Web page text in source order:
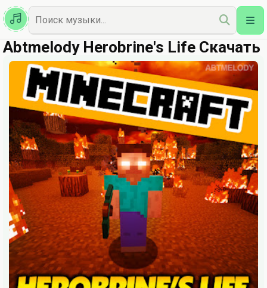
Казахская
Наш Топ
Abtmelody Herobrine's Life Скачать